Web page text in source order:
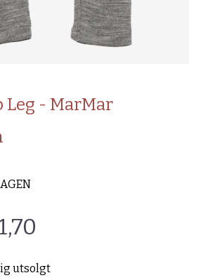
Leg - MarMar
utsolgt